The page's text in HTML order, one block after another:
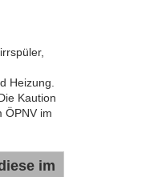
Heizung.
Kaution
ÖPNV im
im